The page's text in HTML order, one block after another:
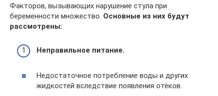
Факторов, вызывающих нарушение стула при
беременности множество. Основные из них будут
рассмотрены:
Неправильное питание.
Недостаточное потребление воды и других
жидкостей вследствие появления отёков.